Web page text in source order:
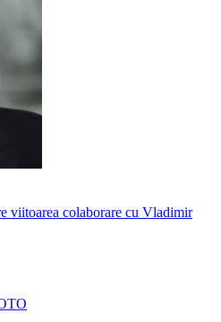
viitoarea colaborare cu Vladimir